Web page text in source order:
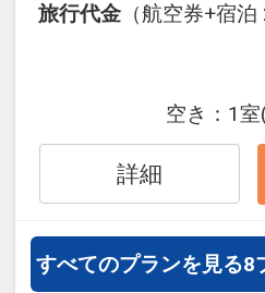
旅行代金 （航空券+宿
空き： 1室
詳細
すべてのプランを見る8